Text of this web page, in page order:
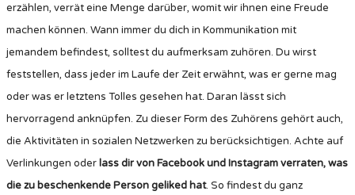
erzählen, verrät eine Menge darüber, womit wir ihnen eine Freude
machen können. Wann immer du dich in Kommunikation mit
jemandem befindest, solltest du aufmerksam zuhören. Du wirst
feststellen, dass jeder im Laufe der Zeit erwähnt, was er gerne mag
oder was er letztens Tolles gesehen hat. Daran lässt sich
hervorragend anknüpfen. Zu dieser Form des Zuhörens gehört auch,
die Aktivitäten in sozialen Netzwerken zu berücksichtigen. Achte auf
Verlinkungen oderlass dir von Facebook und Instagram verraten, was
die zu beschenkende Person geliked hat. So findest du ganz